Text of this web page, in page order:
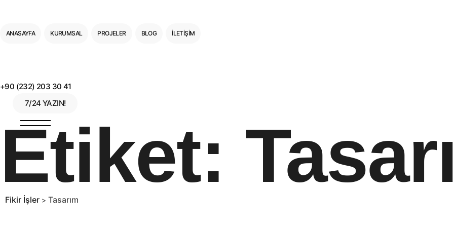
ANASAYFA KURUMSAL PROJELER BLOG İLETIŞIM
+90 (232) 203 30 41
7/24 YAZIN!
Etiket:
Fikir İşler > Tasarım